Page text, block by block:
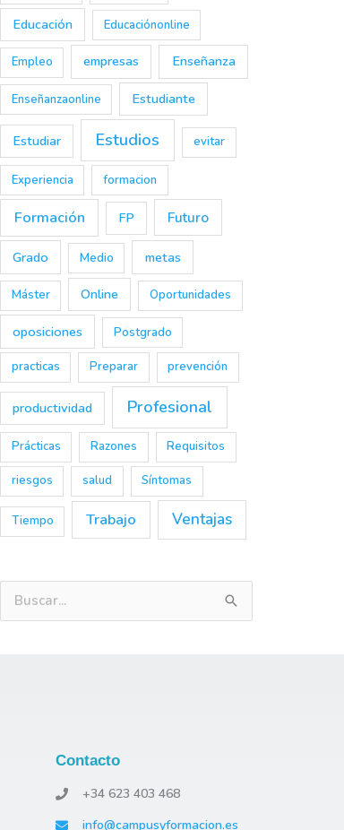
Educación Educaciónonline
Empleo empresas Enseñanza
Enseñanzaonline Estudiante
Estudiar Estudios evitar
Experiencia formacion
Formación FP Futuro
Grado Medio metas
Máster Online Oportunidades
oposiciones Postgrado
practicas Preparar prevención
productividad Profesional
Prácticas Razones Requisitos
riesgos salud Síntomas
Tiempo Trabajo Ventajas
Contacto
+34 623 403 468
info@campusyformacion.es